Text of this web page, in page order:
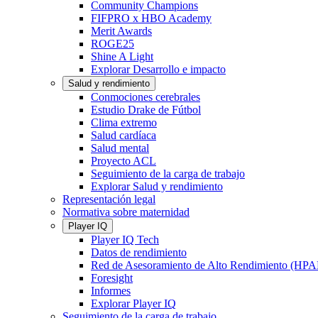
Community Champions
FIFPRO x HBO Academy
Merit Awards
ROGE25
Shine A Light
Explorar Desarrollo e impacto
Salud y rendimiento
Conmociones cerebrales
Estudio Drake de Fútbol
Clima extremo
Salud cardíaca
Salud mental
Proyecto ACL
Seguimiento de la carga de trabajo
Explorar Salud y rendimiento
Representación legal
Normativa sobre maternidad
Player IQ
Player IQ Tech
Datos de rendimiento
Red de Asesoramiento de Alto Rendimiento
Foresight
Informes
Explorar Player IQ